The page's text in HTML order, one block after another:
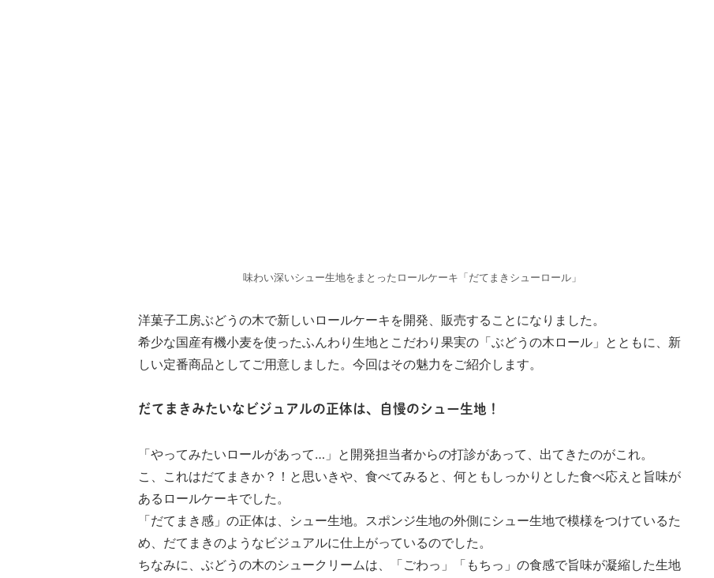
味わい深いシュー生地をまとったロールケーキ「だてまきシューロール」
洋菓子工房ぶどうの木で新しいロールケーキを開発、販売することになりました。
希少な国産有機小麦を使ったふんわり生地とこだわり果実の「ぶどうの木ロール」とともに、新
しい定番商品としてご用意しました。今回はその魅力をご紹介します。
だてまきみたいなビジュアルの正体は、自慢のシュー生地！
「やってみたいロールがあって…」と開発担当者からの打診があって、出てきたのがこれ。
こ、これはだてまきか？！と思いきや、食べてみると、何ともしっかりとした食べ応えと旨味が
あるロールケーキでした。
「だてまき感」の正体は、シュー生地。スポンジ生地の外側にシュー生地で模様をつけているた
め、だてまきのようなビジュアルに仕上がっているのでした。
ちなみに、ぶどうの木のシュークリームは、「ごわっ」「もちっ」の食感で旨味が凝縮した生地